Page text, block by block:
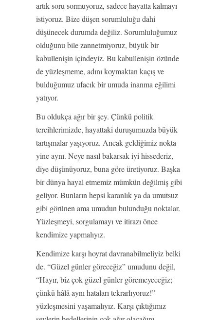
artık soru sormuyoruz, sadece hayatta kalmayı
istiyoruz. Bize düşen sorumluluğu dahi
düşünecek durumda değiliz. Sorumluluğumuz
olduğunu bile zannetmiyoruz, büyük bir
kabullenişin içindeyiz. Bu kabullenişin özünde
de yüzleşmeme, adını koymaktan kaçış ve
bulduğumuz ufacık bir umuda inanma eğilimi
yatıyor.
Bu oldukça ağır bir şey. Çünkü politik
tercihlerimizde, hayattaki duruşumuzda büyük
tartışmalar yaşıyoruz. Ancak geldiğimiz nokta
yine aynı. Neye nasıl bakarsak iyi hissederiz,
diye düşünüyoruz, buna göre üretiyoruz. Başka
bir dünya hayal etmemiz mümkün değilmiş gibi
geliyor. Bunların hepsi karanlık ya da umutsuz
gibi görünen ama umudun bulunduğu noktalar.
Yüzleşmeyi, sorgulamayı ve itirazı önce
kendimize yapmalıyız.
Kendimize karşı hoyrat davranabilmeliyiz belki
de. “Güzel günler göreceğiz” umudunu değil,
“Hayır, biz çok güzel günler göremeyeceğiz;
çünkü hâlâ aynı hataları tekrarlıyoruz!”
yüzleşmesini yaşamalıyız. Karşı çıktığımız